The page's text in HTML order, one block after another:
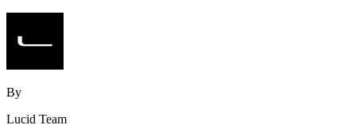
By
Lucid Team